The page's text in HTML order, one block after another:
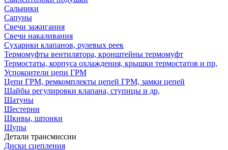
Сальники
Сапуны
Свечи зажигания
Свечи накаливания
Сухарики клапанов, рулевых реек
Термомуфты вентилятора, кронштейны термомуфт
Термостаты, корпуса охлаждения, крышки термостатов и пр,
Успокоители цепи ГРМ
Цепи ГРМ, ремкомплекты цепей ГРМ, замки цепей
Шайбы регулировки клапана, ступицы и др,
Шатуны
Шестерни
Шкивы, шпонки
Щупы
Детали трансмиссии
Диски сцепления